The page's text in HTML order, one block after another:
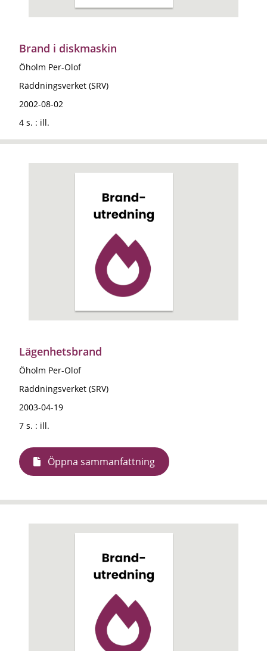
Brand i diskmaskin
Öholm Per-Olof
Räddningsverket (SRV)
2002-08-02
4 s. : ill.
Lägenhetsbrand
Öholm Per-Olof
Räddningsverket (SRV)
2003-04-19
7 s. : ill.
Öppna sammanfattning